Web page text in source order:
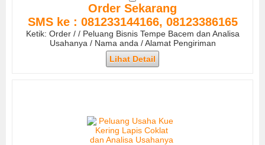
Order Sekarang
SMS ke : 081233144166, 08123386165
Ketik: Order / / Peluang Bisnis Tempe Bacem dan Analisa
Usahanya / Nama anda / Alamat Pengiriman
Lihat Detail